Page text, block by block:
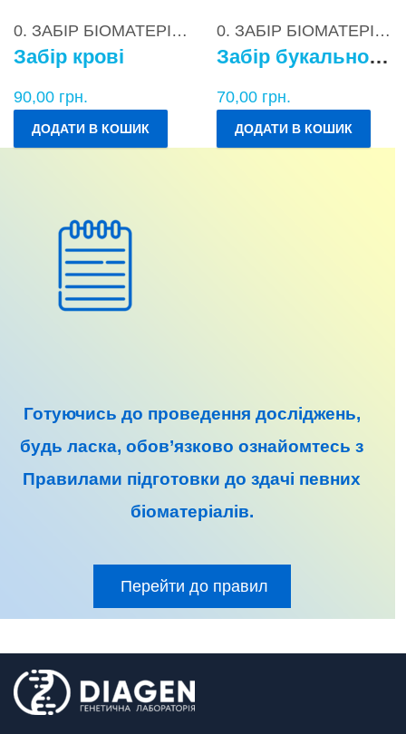
0. ЗАБІР БІОМАТЕРІАЛІВ
Забір крові
90,00 грн.
ДОДАТИ В КОШИК
0. ЗАБІР БІОМАТЕРІАЛІВ
Забір букального епітелію
70,00 грн.
ДОДАТИ В КОШИК
Готуючись до проведення досліджень,
будь ласка, обов’язково ознайомтесь з
Правилами підготовки до здачі певних
біоматеріалів.
Перейти до правил